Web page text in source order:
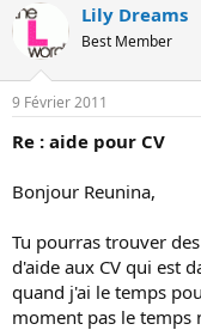
i
o
n
Lily Dreams
Best Member
9 Février 2011
Re : aide pour CV
Bonjour Reunina,
Tu pourras trouver
d'aide aux CV qui est
quand j'ai le temps
moment pas le temps